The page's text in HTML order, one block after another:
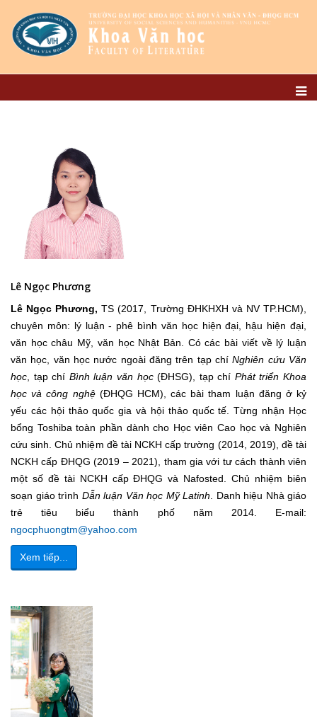
Lê Ngọc Phương
Lê Ngọc Phương,TS (2017, Trường ĐHKHXH và NV TP.HCM),
chuyên môn: lý luận - phê bình văn học hiện đại, hậu hiện đại,
văn học châu Mỹ, văn học Nhật Bản. Có các bài viết về lý luận
văn học, văn học nước ngoài đăng trên tạp chíNghiên cứu Văn
học , tạp chí Bình luận văn học(ĐHSG), tạp chí Phát triển Khoa
học và công nghệ(ĐHQG HCM), các bài tham luận đăng ở kỷ
yếu các hội thảo quốc gia và hội thảo quốc tế. Từng nhận Học
bổng Toshiba toàn phần dành cho Học viên Cao học và Nghiên
cứu sinh. Chủ nhiệm đề tài NCKH cấp trường (2014, 2019), đề tài
NCKH cấp ĐHQG (2019 – 2021), tham gia với tư cách thành viên
một số đề tài NCKH cấp ĐHQG và Nafosted. Chủ nhiệm biên
soạn giáo trình Dẫn luận Văn học MỹLatinh . Danh hiệu Nhà giáo
trẻ tiêu biểu thành phố năm 2014. E-mail:
ngocphuongtm@yahoo.com
Xem tiếp...